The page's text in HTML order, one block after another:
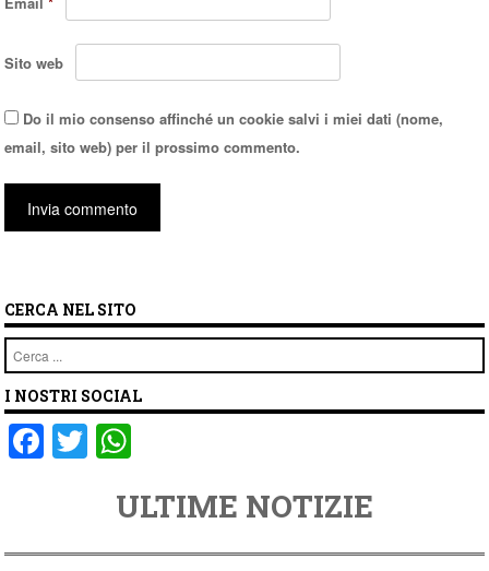
Sito web
Do il mio consenso affinché un cookie salvi i miei dati (nome,
email, sito web) per il prossimo commento.
CERCA NEL SITO
Cerca
I NOSTRI SOCIAL
F
e
T
er
at
s
ULTIME NOTIZIE